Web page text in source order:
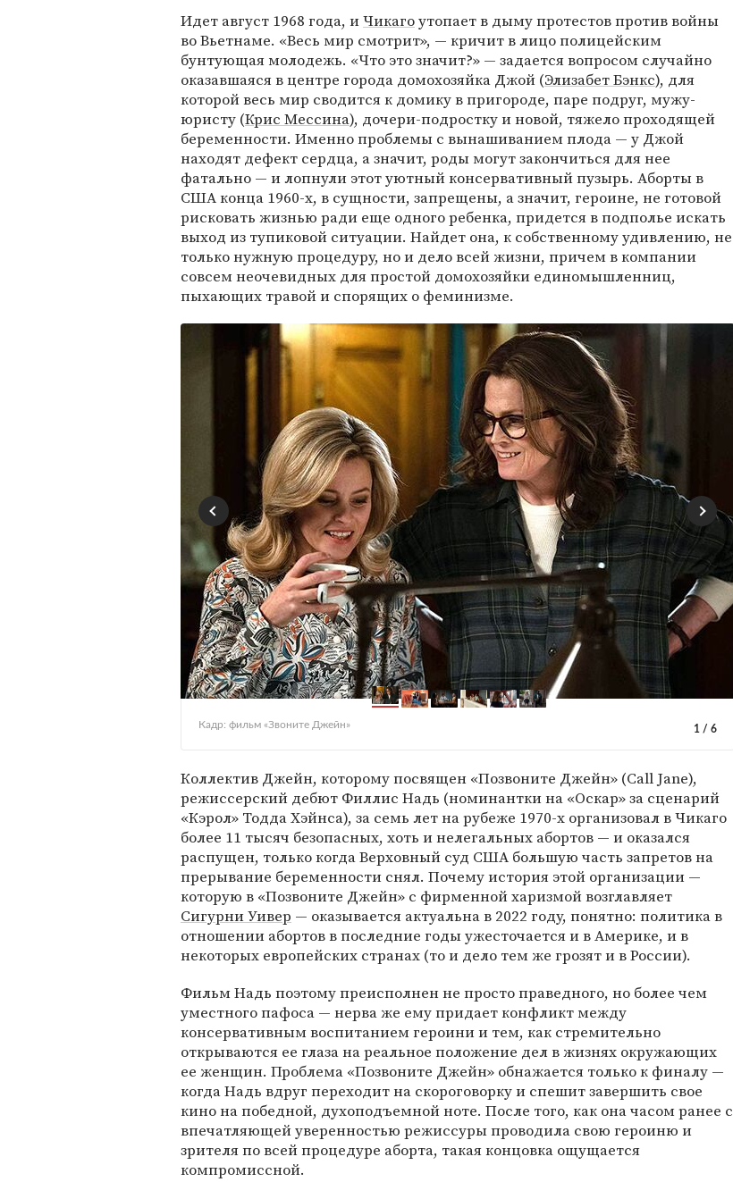
Идет август 1968 года, иЧикагоутопает в дыму протестов против войны
во Вьетнаме. «Весь мир смотрит», — кричит в лицо полицейским
бунтующая молодежь. «Что это значит?» — задается вопросом случайно
оказавшаяся в центре города домохозяйка Джой (Элизабет Бэнкс), для
которой весь мир сводится к домику в пригороде, паре подруг, мужу-
юристу (Крис Мессина), дочери-подростку и новой, тяжело проходящей
беременности. Именно проблемы с вынашиванием плода — у Джой
находят дефект сердца, а значит, роды могут закончиться для нее
фатально — и лопнули этот уютный консервативный пузырь. Аборты в
США конца 1960-х, в сущности, запрещены, а значит, героине, не готовой
рисковать жизнью ради еще одного ребенка, придется в подполье искать
выход из тупиковой ситуации. Найдет она, к собственному удивлению, не
только нужную процедуру, но и дело всей жизни, причем в компании
совсем неочевидных для простой домохозяйки единомышленниц,
пыхающих травой и спорящих о феминизме.
1 / 6
Кадр: фильм «Звоните Джейн»
Коллектив Джейн, которому посвящен «Позвоните Джейн» (Call Jane),
режиссерский дебют Филлис Надь (номинантки на «Оскар» за сценарий
«Кэрол» Тодда Хэйнса), за семь лет на рубеже 1970-х организовал в Чикаго
более 11 тысяч безопасных, хоть и нелегальных абортов — и оказался
распущен, только когда Верховный суд США большую часть запретов на
прерывание беременности снял. Почему история этой организации —
которую в «Позвоните Джейн» с фирменной харизмой возглавляет
Сигурни Уивер — оказывается актуальна в 2022 году, понятно: политика в
отношении абортов в последние годы ужесточается и в Америке, и в
некоторых европейских странах (то и дело тем же грозят и в России).
Фильм Надь поэтому преисполнен не просто праведного, но более чем
уместного пафоса — нерва же ему придает конфликт между
консервативным воспитанием героини и тем, как стремительно
открываются ее глаза на реальное положение дел в жизнях окружающих
ее женщин. Проблема «Позвоните Джейн» обнажается только к финалу —
когда Надь вдруг переходит на скороговорку и спешит завершить свое
кино на победной, духоподъемной ноте. После того, как она часом ранее с
впечатляющей уверенностью режиссуры проводила свою героиню и
зрителя по всей процедуре аборта, такая концовка ощущается
компромиссной.